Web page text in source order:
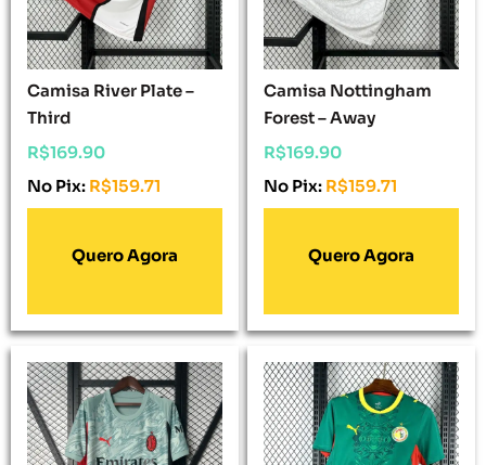
Camisa River Plate –
Third
R$169.90
No Pix: R$159.71
Camisa Nottingham
Forest – Away
R$169.90
No Pix: R$159.71